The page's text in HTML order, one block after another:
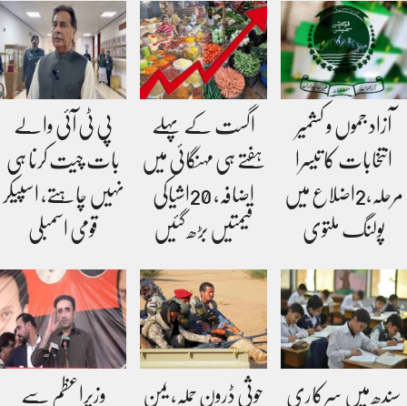
آزاد جموں و کشمیر
انتخابات کا تیسرا
مرحلہ،2اضلاع میں
پولنگ ملتوی
اگست کے پہلے
ہفتے ہی مہنگائی میں
اضافہ، 20اشیاکی
قیمتیں بڑھ گئیں
پی ٹی آئی والے
بات چیت کرنا ہی
نہیں چاہتے، اسپیکر
قومی اسمبلی
سندھ میں سرکاری حوثی ڈرون حملہ، یمن وزیراعظم سے